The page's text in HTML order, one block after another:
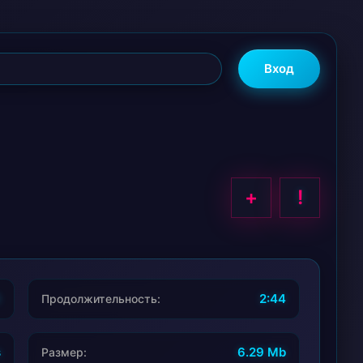
Вход
+ !
Продолжительность: 2:44
Размер: 6.29 Mb